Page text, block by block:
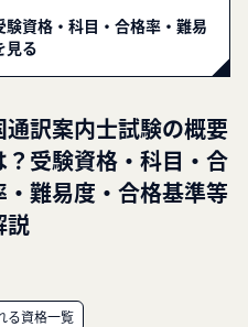
資格・科目・合格率・難易
見る
通訳案内士試験の概要
？受験資格・科目・合
・難易度・合格基準等
説
る資格一覧